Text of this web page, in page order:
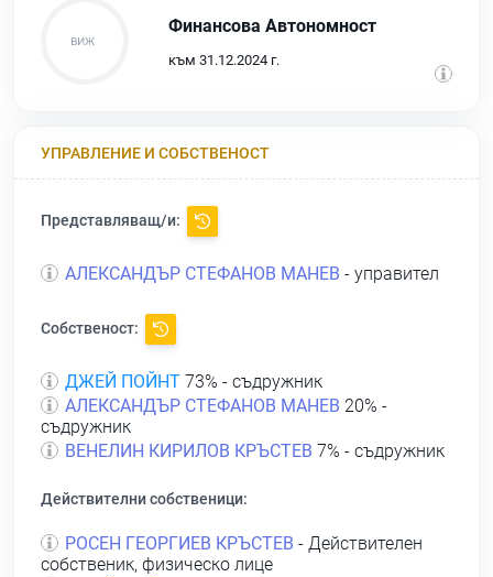
Финансова Автономност
към 31.12.2024 г.
УПРАВЛЕНИЕ И СОБСТВЕНОСТ
Представляващ/и:
АЛЕКСАНДЪР СТЕФАНОВ МАНЕВ - управител
Собственост:
ДЖЕЙ ПОЙНТ 73% - съдружник
АЛЕКСАНДЪР СТЕФАНОВ МАНЕВ 20% -
съдружник
ВЕНЕЛИН КИРИЛОВ КРЪСТЕВ 7% - съдружник
Действителни собственици:
РОСЕН ГЕОРГИЕВ КРЪСТЕВ - Действителен
собственик, физическо лице